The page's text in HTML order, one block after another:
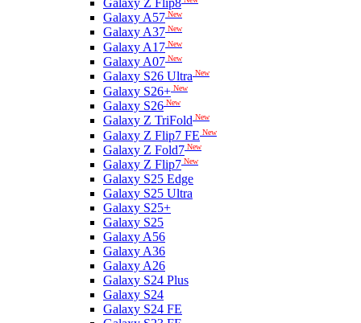
Galaxy A57 New
Galaxy A37 New
Galaxy A17 New
Galaxy A07 New
Galaxy S26 Ultra New
Galaxy S26+ New
Galaxy S26 New
Galaxy Z TriFold New
Galaxy Z Flip7 FE New
Galaxy Z Fold7 New
Galaxy Z Flip7 New
Galaxy S25 Edge
Galaxy S25 Ultra
Galaxy S25+
Galaxy S25
Galaxy A56
Galaxy A36
Galaxy A26
Galaxy S24 Plus
Galaxy S24
Galaxy S24 FE